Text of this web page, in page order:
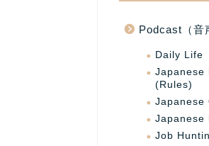
Podcast（音
Daily Life
Japanese
(Rules)
Japanese
Japanese
Job